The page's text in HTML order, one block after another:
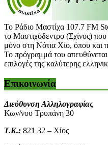
Το Ράδιο Μαστίχα 107.7 FM
το Μαστιχόδεντρο (Σχίνος) που
μόνο στη Νότια Χίο, όπου και
Το πρόγραμμά του απευθύνεται
επιλογές της καλύτερης
Επικοινωνία
Διεύθυνση Αλληλογραφίας
Κων/νου Τρυπάνη 30
Τ.Κ.: 821 32 – Χίος